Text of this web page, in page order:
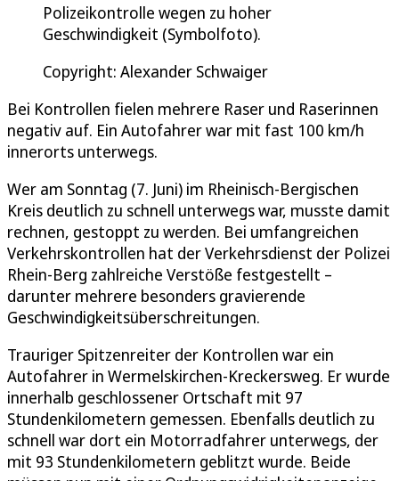
Polizeikontrolle wegen zu hoher
Geschwindigkeit (Symbolfoto).
Copyright: Alexander Schwaiger
Bei Kontrollen fielen mehrere Raser und Raserinnen
negativ auf. Ein Autofahrer war mit fast 100 km/h
innerorts unterwegs.
Wer am Sonntag (7. Juni) im Rheinisch-Bergischen
Kreis deutlich zu schnell unterwegs war, musste damit
rechnen, gestoppt zu werden. Bei umfangreichen
Verkehrskontrollen hat der Verkehrsdienst der Polizei
Rhein-Berg zahlreiche Verstöße festgestellt –
darunter mehrere besonders gravierende
Geschwindigkeitsüberschreitungen.
Trauriger Spitzenreiter der Kontrollen war ein
Autofahrer in Wermelskirchen-Kreckersweg. Er wurde
innerhalb geschlossener Ortschaft mit 97
Stundenkilometern gemessen. Ebenfalls deutlich zu
schnell war dort ein Motorradfahrer unterwegs, der
mit 93 Stundenkilometern geblitzt wurde. Beide